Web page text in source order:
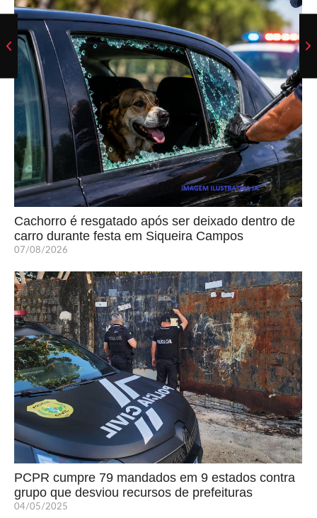
Cachorro é resgatado após ser deixado dentro de
carro durante festa em Siqueira Campos
07/08/2026
PCPR cumpre 79 mandados em 9 estados contra
grupo que desviou recursos de prefeituras
04/05/2025